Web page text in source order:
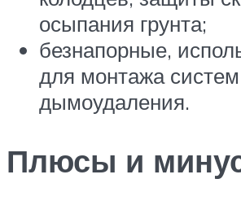
осыпания грунта;
безнапорные,
для монтажа систем
дымоудаления.
Плюсы и